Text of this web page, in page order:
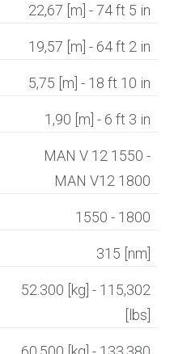
22,67 [m] - 74 ft 5 in
19,57 [m] - 64 ft 2 in
5,75 [m] - 18 ft 10 in
1,90 [m] - 6 ft 3 in
MAN V 12 1550 -
MAN V12 1800
1550 - 1800
315 [nm]
52.300 [kg] - 115,302
[lbs]